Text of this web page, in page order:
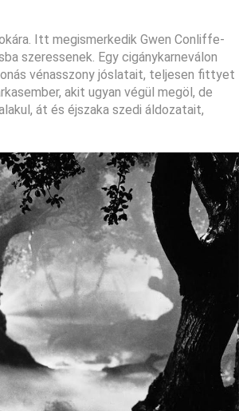
Itt megismerkedik Gwen Conliffe-
szeressenek. Egy cigánykarneválon
vénasszony jóslatait, teljesen fittyet
akit ugyan végül megöl, de
át és éjszaka szedi áldozatait,